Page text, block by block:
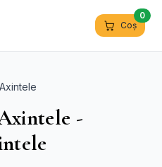
Coș
0
Axintele
-